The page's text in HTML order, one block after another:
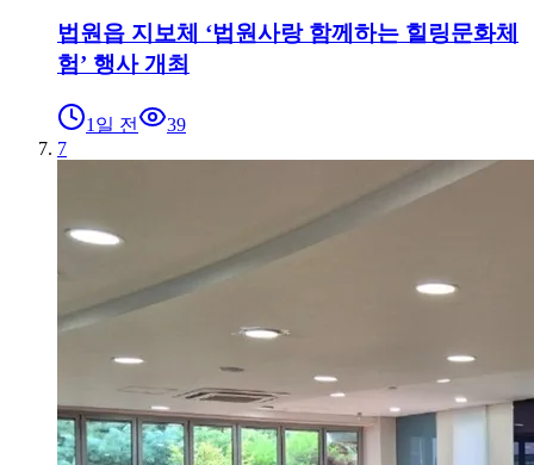
법원읍 지보체 ‘법원사랑 함께하는 힐링문화체
험’ 행사 개최
1일 전
39
7